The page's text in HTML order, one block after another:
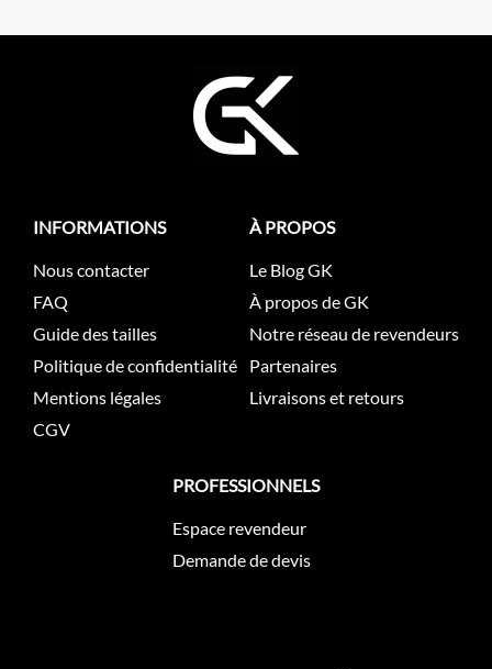
INFORMATIONS
Nous contacter
FAQ
Guide des tailles
Politique de confidentialité
Mentions légales
CGV
À PROPOS
Le Blog GK
À propos de GK
Notre réseau de revendeurs
Partenaires
Livraisons et retours
PROFESSIONNELS
Espace revendeur
Demande de devis